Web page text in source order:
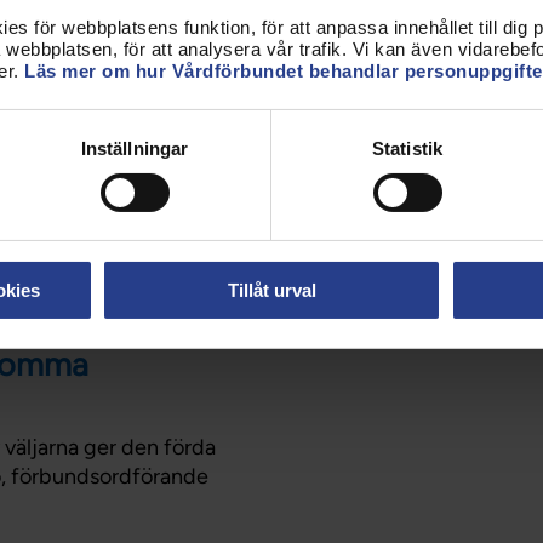
för webbplatsens funktion, för att anpassa innehållet till dig
för att analysera vår trafik. Vi kan även
Läs mer om hur Vårdförbundet behandlar
Inställningar Statistik
Tillåt urval
nej igen
möttes det av ett
larm. Nu krävs det
i Sverige.
ger den förda
förbundsordförande